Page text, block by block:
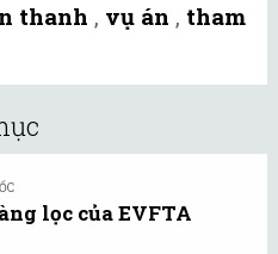
thanh , vụ án , tham
lọc của EVFTA